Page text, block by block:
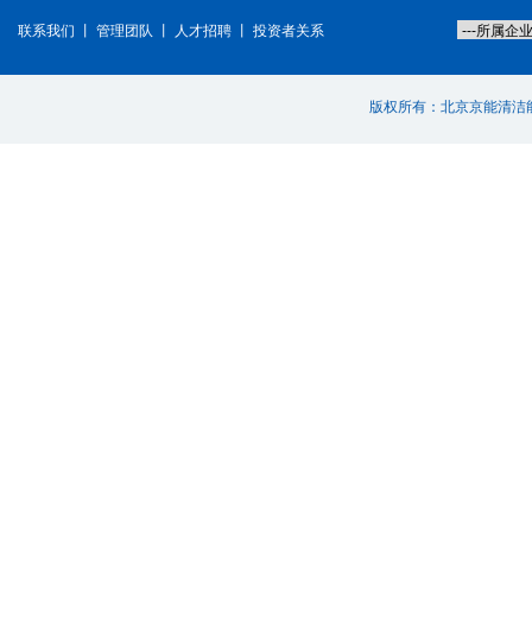
联系我们 管理团队 人才招聘 投资者关系
版权所有：北京京能清